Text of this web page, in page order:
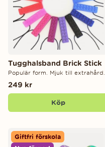
Tugghalsband Brick Stick
Populär form. Mjuk till extrahård.
249 kr
Köp
Giftfri förskola